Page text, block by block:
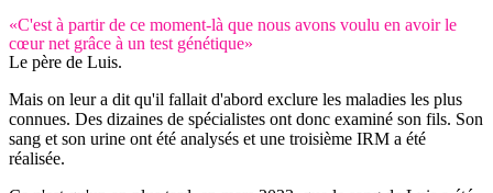
«C'est à partir de ce moment-là que nous avons voulu en avoir le
cœur net grâce à un test génétique»
Le père de Luis.
Mais on leur a dit qu'il fallait d'abord exclure les maladies les plus
connues. Des dizaines de spécialistes ont donc examiné son fils. Son
sang et son urine ont été analysés et une troisième IRM a été
réalisée.